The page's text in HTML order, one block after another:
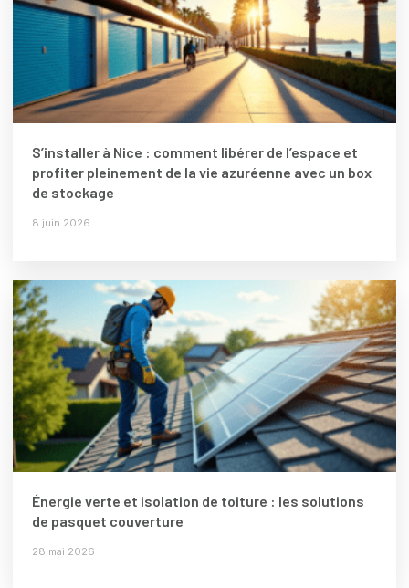
S’installer à Nice : comment libérer de l’espace et
profiter pleinement de la vie azuréenne avec un box
de stockage
8 juin 2026
Énergie verte et isolation de toiture : les solutions
de pasquet couverture
28 mai 2026